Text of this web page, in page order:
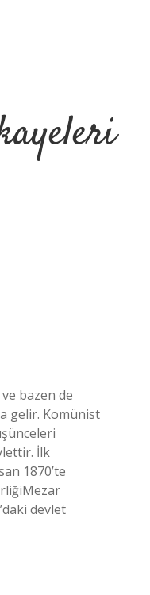
bazen de
gelir. Komünist
İlk
1870’te
devlet